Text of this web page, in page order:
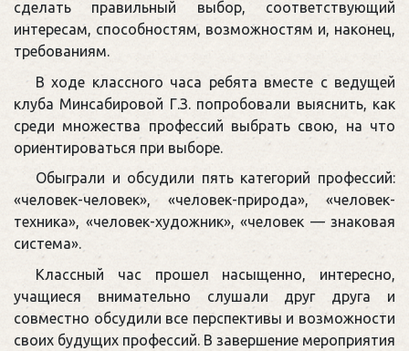
сделать правильный выбор, соответствующий
интересам, способностям, возможностям и, наконец,
требованиям.
В ходе классного часа ребята вместе с ведущей
клуба Минсабировой Г.З. попробовали выяснить, как
среди множества профессий выбрать свою, на что
ориентироваться при выборе.
Обыграли и обсудили пять категорий профессий:
«человек-человек», «человек-природа», «человек-
техника», «человек-художник», «человек — знаковая
система».
Классный час прошел насыщенно, интересно,
учащиеся внимательно слушали друг друга и
совместно обсудили все перспективы и возможности
своих будущих профессий. В завершение мероприятия